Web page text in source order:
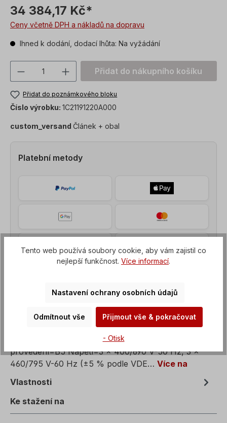
34 384,17 Kč*
Ceny včetně DPH a nákladů na dopravu
Ihned k dodání, dodací lhůta: Na vyžádání
Množství produktu: Zadejte
Přidat do nákupního košíku
Přidat do poznámkového bloku
Číslo výrobku: 1C21191220A000
custom_versand Článek + obal
Platební metody
Elektromotor, výkon=30 kW, otáčky=1500 ot/min,
provedení=B5 Napětí=3 x 400/690 V-50 Hz, 3 x
460/795 V-60 Hz (±5 % podle VDE… Více na
Vlastnosti
Ke stažení na
Tento web používá soubory cookie, aby vám zajistil co
nejlepší funkčnost. Více informací.
Nastavení ochrany osobních údajů
Odmítnout vše Přijmout vše & pokračovat
- Otisk